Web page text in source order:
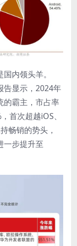
内领头羊。
显示，2024年
的霸主，市占率
首次超越iOS、
畅销的势头，
一步提升至